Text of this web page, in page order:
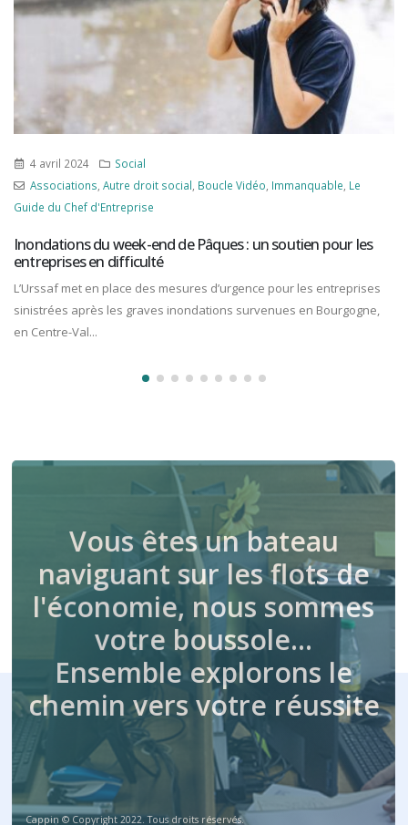
4 avril 2024
Social
Associations, Autre droit social, Boucle Vidéo, Immanquable, Le
Guide du Chef d'Entreprise
Inondations du week-end de Pâques : un soutien pour les
entreprises en difficulté
L’Urssaf met en place des mesures d’urgence pour les entreprises
sinistrées après les graves inondations survenues en Bourgogne,
en Centre-Val...
Vous êtes un bateau
naviguant sur les flots de
l'économie, nous sommes
votre boussole…
Ensemble explorons le
chemin vers votre réussite
Cappin © Copyright 2022. Tous droits réservés.